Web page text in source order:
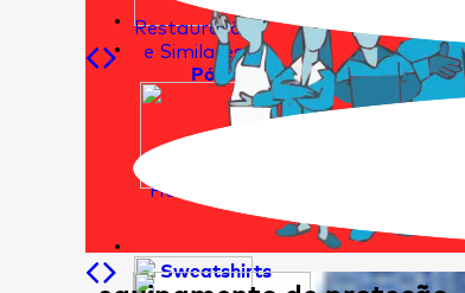
Pólos
Sweatshirts
Restauração
e Similares
Hotelaria